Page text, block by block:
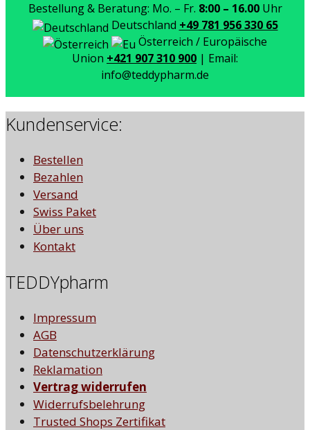
Bestellung & Beratung: Mo. – Fr. 8:00 – 16.00Uhr
Deutschland +49 781 956 330 65
Österreich / Europäische
Union +421 907 310 900 | Email:
info@teddypharm.de
Kundenservice:
Bestellen
Bezahlen
Versand
Swiss Paket
Über uns
Kontakt
TEDDYpharm
Impressum
AGB
Datenschutzerklärung
Reklamation
Vertrag widerrufen
Widerrufsbelehrung
Trusted Shops Zertifikat